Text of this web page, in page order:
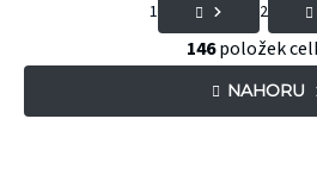
O
v
l
t
r
á
1 2
146položek
NAHORU